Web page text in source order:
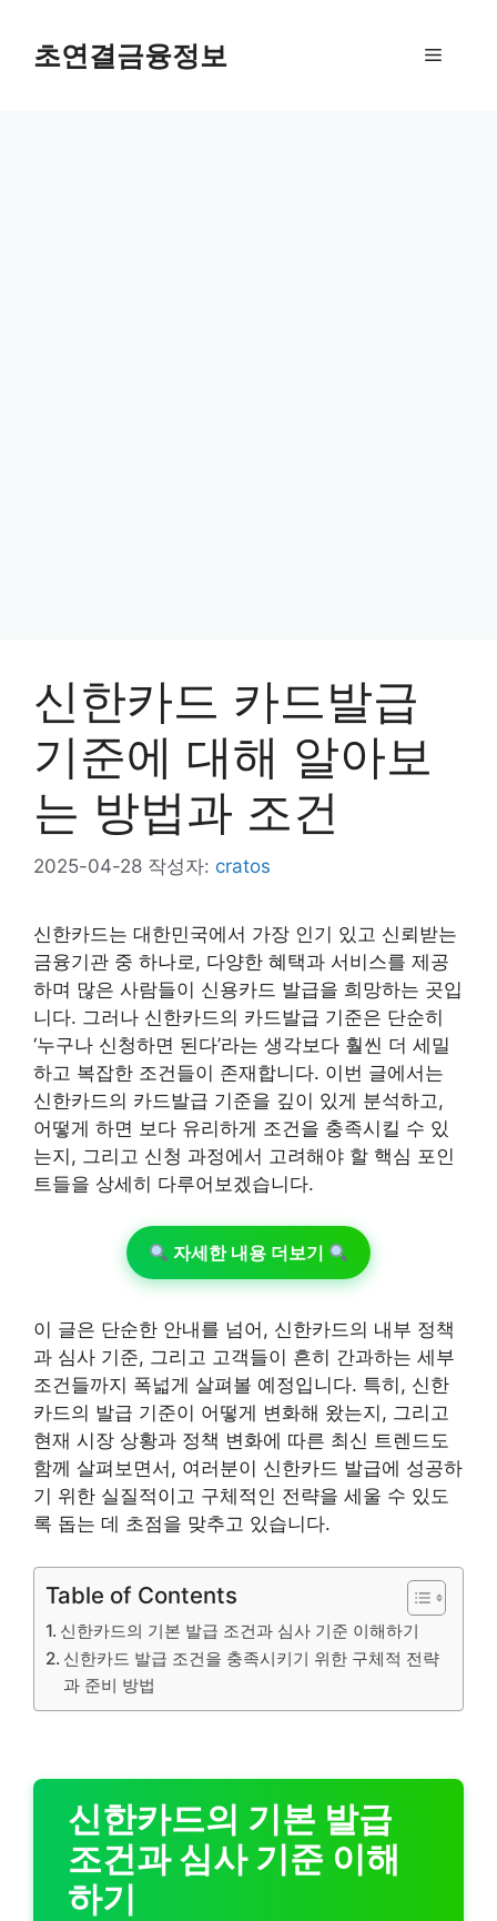
초연결금융정보 메
신한카드 카드발급
기준에 대해 알아보
는 방법과 조건
2025-04-28 작성자: cratos
신한카드는 대한민국에서 가장 인기 있고 신뢰받는
금융기관 중 하나로, 다양한 혜택과 서비스를 제공
하며 많은 사람들이 신용카드 발급을 희망하는 곳입
니다. 그러나 신한카드의 카드발급 기준은 단순히
‘누구나 신청하면 된다’라는 생각보다 훨씬 더 세밀
하고 복잡한 조건들이 존재합니다. 이번 글에서는
신한카드의 카드발급 기준을 깊이 있게 분석하고,
어떻게 하면 보다 유리하게 조건을 충족시킬 수 있
는지, 그리고 신청 과정에서 고려해야 할 핵심 포인
트들을 상세히 다루어보겠습니다.
자세한 내용 더보기
이 글은 단순한 안내를 넘어, 신한카드의 내부 정책
과 심사 기준, 그리고 고객들이 흔히 간과하는 세부
조건들까지 폭넓게 살펴볼 예정입니다. 특히, 신한
카드의 발급 기준이 어떻게 변화해 왔는지, 그리고
현재 시장 상황과 정책 변화에 따른 최신 트렌드도
함께 살펴보면서, 여러분이 신한카드 발급에 성공하
기 위한 실질적이고 구체적인 전략을 세울 수 있도
록 돕는 데 초점을 맞추고 있습니다.
Table of Contents
신한카드의 기본 발급 조건과 심사 기준 이해하기
신한카드 발급 조건을 충족시키기 위한 구체적 전략
과 준비 방법
신한카드의 기본 발급
조건과 심사 기준 이해
하기